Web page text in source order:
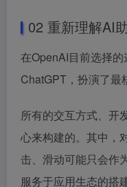
02 重新理解AI
在OpenAI目前选择
ChatGPT，扮演了最
所有的交互方式、开
心来构建的。其中，
击、滑动可能只会作
服务于应用生态的搭